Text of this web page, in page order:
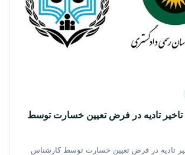
تادیه در فرض تعیین خسارت توسط
تادیه در فرض تعیین خسارت توسط کارشناس